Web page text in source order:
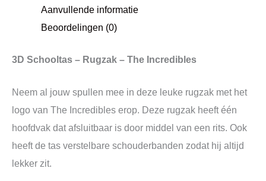
Aanvullende informatie
Beoordelingen (0)
3D Schooltas – Rugzak – The Incredibles
Neem al jouw spullen mee in deze leuke rugzak met het
logo van The Incredibles erop. Deze rugzak heeft één
hoofdvak dat afsluitbaar is door middel van een rits. Ook
heeft de tas verstelbare schouderbanden zodat hij altijd
lekker zit.